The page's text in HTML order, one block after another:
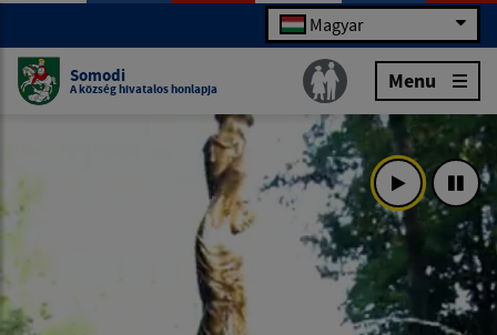
Magyar
Somodi
A község hivatalos honlapja Menu